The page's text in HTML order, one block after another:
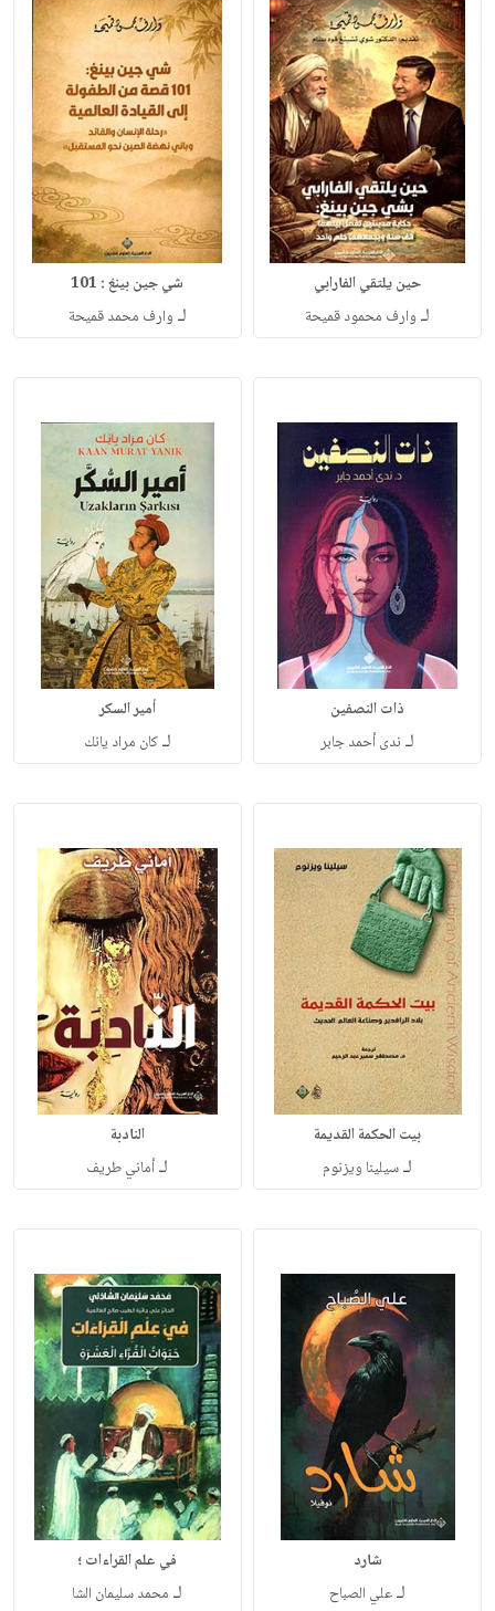
حين يلتقي الفارابي
لـ وارف محمود قميحة
شي جين بينغ : 101
لـ وارف محمد قميحة
ذات النصفين
لـ ندى أحمد جابر
أمير السكر
لـكان مراد يانك
بيت الحكمة القديمة
لـسيلينا ويزنوم
النادبة
لـأماني طريف
شارد
لـعلي الصباح
في علم القراءات ؛
لـ محمد سليمان الشا